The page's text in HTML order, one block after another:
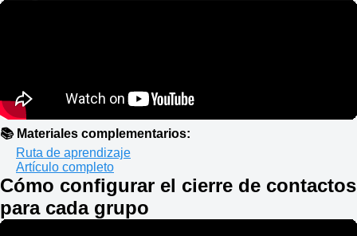
📚 Materiales complementarios:
Ruta de aprendizaje
Artículo completo
Cómo configurar el cierre de contactos
para cada grupo